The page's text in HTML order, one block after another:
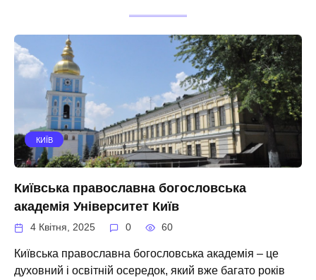
КИЇВ
Київська православна богословська
академія Університет Київ
4 Квітня, 2025 0 60
Київська православна богословська академія – це
духовний і освітній осередок, який вже багато років